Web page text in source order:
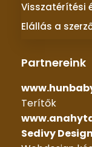
Visszatérítési
Elállás a
Partnereink
Terítők
Sedivy